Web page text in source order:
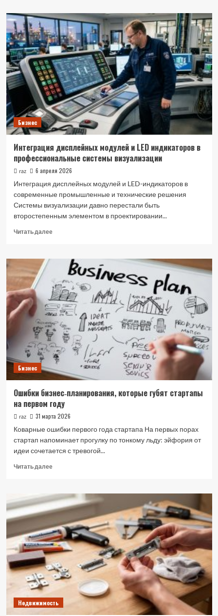
Antminer
для
биткоина:
умный
выбор
для
прибыльного
майнинга
Бизнес
Интеграция дисплейных модулей и LED индикаторов в
профессиональные системы визуализации
raz
6 апреля 2026
Интеграция дисплейных модулей и LED-индикаторов в
современные промышленные и технические решения
Системы визуализации давно перестали быть
второстепенным элементом в проектировании...
Читать далееПрочитать
Интеграция
дисплейных
модулей
и
LED
индикаторов
в
профессиональные
системы
визуализации
Бизнес
Ошибки бизнес‑планирования, которые губят стартапы
на первом году
raz
31 марта 2026
Коварные ошибки первого года стартапа На первых порах
стартап напоминает прогулку по тонкому льду: эйфория от
идеи сочетается с тревогой...
Читать далееПрочитать
Ошибки
бизнес‑планирования,
которые
губят
стартапы
на
первом
году
Недвижимость